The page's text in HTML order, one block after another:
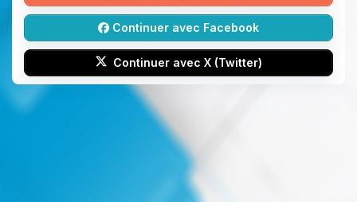
Continuer avec Facebook
Continuer avec X (Twitter)